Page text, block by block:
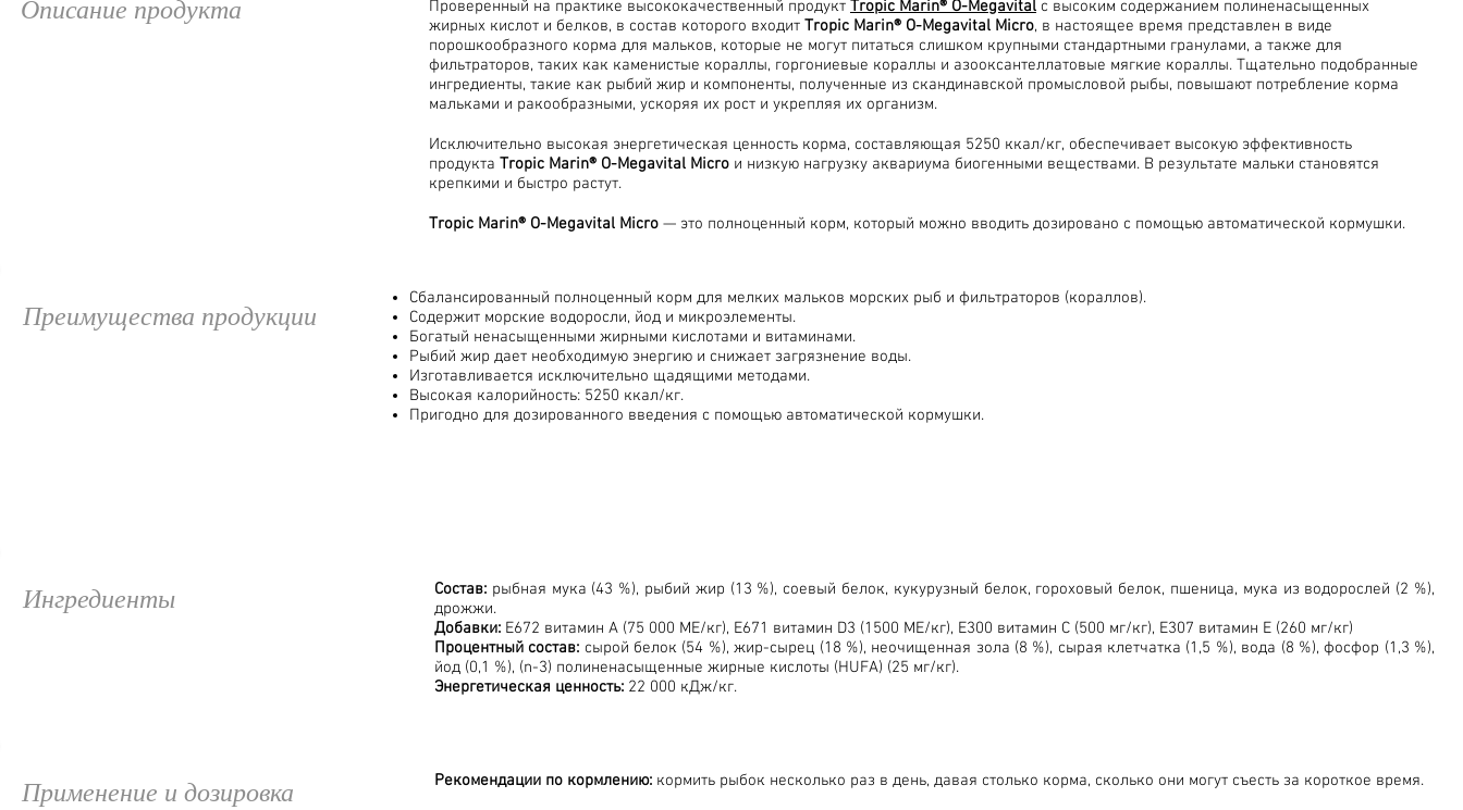
Описание продукта Проверенный на практике высококачественный продукт Tropic Marin® O-Megavital с высоким содержанием полиненасыщенных
жирных кислот и белков, в состав которого входит Tropic Marin® O-Megavital Micro, в настоящее время представлен в виде
порошкообразного корма для мальков, которые не могут питаться слишком крупными стандартными гранулами, а также для
фильтраторов, таких как каменистые кораллы, горгониевые кораллы и азооксантеллатовые мягкие кораллы. Тщательно подобранные
ингредиенты, такие как рыбий жир и компоненты, полученные из скандинавской промысловой рыбы, повышают потребление корма
мальками и ракообразными, ускоряя их рост и укрепляя их организм.
Исключительно высокая энергетическая ценность корма, составляющая 5250 ккал/кг, обеспечивает высокую эффективность
продукта Tropic Marin® O-Megavital Micro и низкую нагрузку аквариума биогенными веществами. В результате мальки становятся
крепкими и быстро растут.
Tropic Marin® O-Megavital Micro — это полноценный корм, который можно вводить дозировано с помощью автоматической кормушки.
Преимущества продукции
Сбалансированный полноценный корм для мелких мальков морских рыб и фильтраторов (кораллов).
Содержит морские водоросли, йод и микроэлементы.
Богатый ненасыщенными жирными кислотами и витаминами.
Рыбий жир дает необходимую энергию и снижает загрязнение воды.
Изготавливается исключительно щадящими методами.
Высокая калорийность: 5250 ккал/кг.
Пригодно для дозированного введения с помощью автоматической кормушки.
Ингредиенты Состав: рыбная мука (43 %), рыбий жир (13 %), соевый белок, кукурузный белок, гороховый белок, пшеница, мука из водорослей (2 %),
дрожжи.
Добавки: E672 витамин A (75 000 МЕ/кг), E671 витамин D3 (1500 МЕ/кг), E300 витамин C (500 мг/кг), E307 витамин E (260 мг/кг)
Процентный состав: сырой белок (54 %), жир-сырец (18 %), неочищенная зола (8 %), сырая клетчатка (1,5 %), вода (8 %), фосфор (1,3 %),
йод (0,1 %), (n-3) полиненасыщенные жирные кислоты (HUFA) (25 мг/кг).
Энергетическая ценность: 22 000 кДж/кг.
Применение и дозировка Рекомендации по кормлению: кормить рыбок несколько раз в день, давая столько корма, сколько они могут съесть за короткое время.